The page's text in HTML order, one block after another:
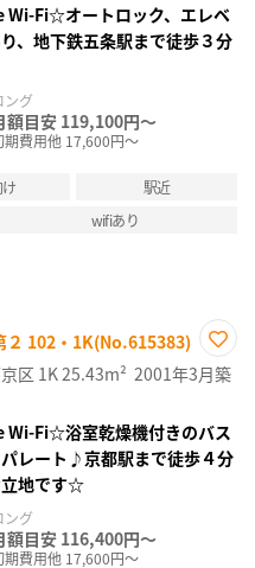
Wi-Fi☆オートロック、エレベ
、地下鉄五条駅まで徒歩３分
ング
額目安 119,100円～
期費用他 17,600円～
駅近
wifiあり
102・1K(No.615383)
お気
に入
区 1K25.43m² 2001年3月築
Wi-Fi☆浴室乾燥機付きのバス
パレート♪京都駅まで徒歩４分
地です☆
ング
額目安 116,400円～
期費用他 17,600円～